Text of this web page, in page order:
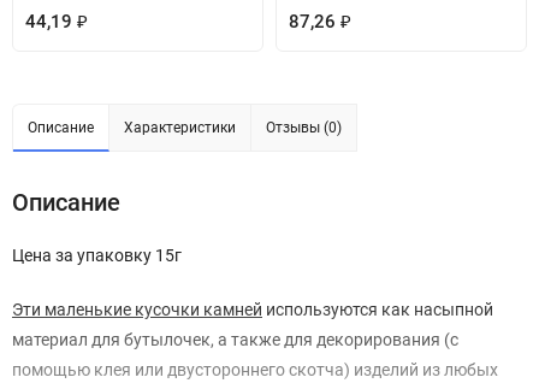
44,19 ₽ 87,26 ₽
Описание Характеристики Отзывы (0)
Описание
Цена за упаковку 15г
Эти маленькие кусочки камней используются как насыпной
материал для бутылочек, а также для декорирования (с
помощью клея или двустороннего скотча) изделий из любых